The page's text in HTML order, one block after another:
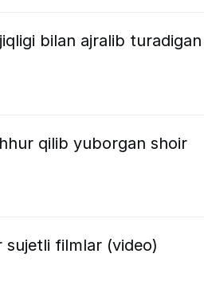
bilan ajralib turadigan
qilib yuborgan shoir
sujetli filmlar (video)